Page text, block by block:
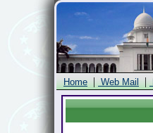
Home | Web Mail |